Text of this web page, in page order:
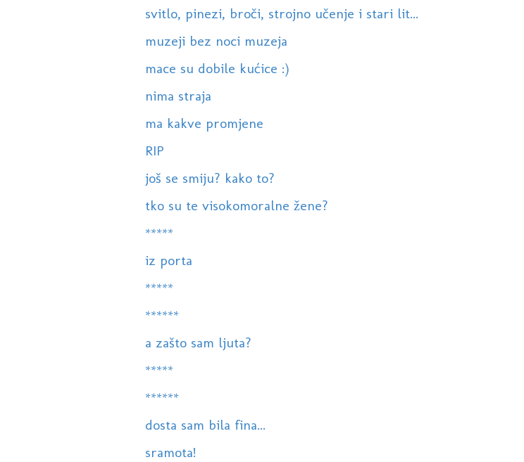
svitlo, pinezi, broči, strojno učenje i stari lit...
muzeji bez noci muzeja
mace su dobile kućice :)
nima straja
ma kakve promjene
RIP
još se smiju? kako to?
tko su te visokomoralne žene?
*****
iz porta
*****
******
a zašto sam ljuta?
*****
******
dosta sam bila fina...
sramota!